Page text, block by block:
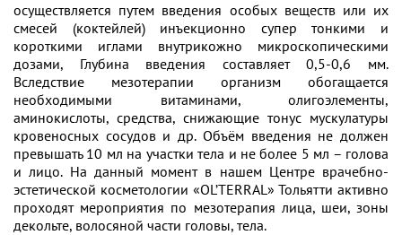
осуществляется путем введения особых веществ или их
смесей (коктейлей) инъекционно супер тонкими и
короткими иглами внутрикожно микроскопическими
дозами, Глубина введения составляет 0,5-0,6 мм.
Вследствие мезотерапии организм обогащается
необходимыми витаминами, олигоэлементы,
аминокислоты, средства, снижающие тонус мускулатуры
кровеносных сосудов и др. Объём введения не должен
превышать 10 мл на участки тела и не более 5 мл – голова
и лицо. На данный момент в нашем Центре врачебно-
эстетической косметологии «OL’TERRAL» Тольятти активно
проходят мероприятия по мезотерапия лица, шеи, зоны
декольте, волосяной части головы, тела.